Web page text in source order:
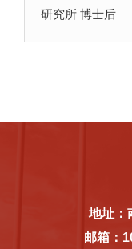
研究所 博士后
地址：
邮箱：